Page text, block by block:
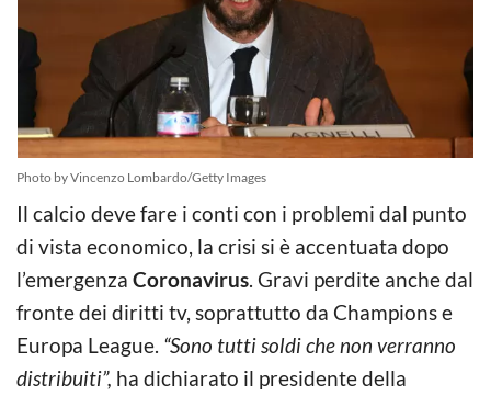
Photo by Vincenzo Lombardo/Getty Images
Il calcio deve fare i conti con i problemi dal punto
di vista economico, la crisi si è accentuata dopo
l’emergenza Coronavirus. Gravi perdite anche dal
fronte dei diritti tv, soprattutto da Champions e
Europa League. “Sono tutti soldi che non verranno
distribuiti”, ha dichiarato il presidente della